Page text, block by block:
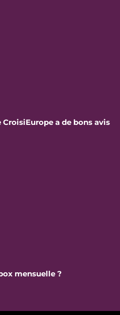
a de bons avis
mensuelle ?